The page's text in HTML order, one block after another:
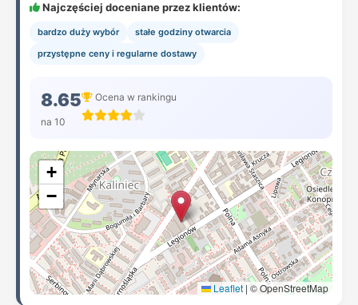
Najczęściej doceniane przez klientów:
bardzo duży wybór
stałe godziny otwarcia
przystępne ceny i regularne dostawy
8.65
na 10
Ocena w rankingu
+
−
Leaflet | © OpenStreetMap